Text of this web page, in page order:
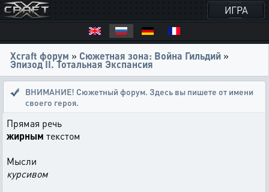
ИГРА
Xcraft форум » Сюжетная зона: Война Гильдий »
Эпизод II. Тотальная Экспансия
ВНИМАНИЕ! Сюжетный форум. Здесь вы пишете от имени
своего героя.
Прямая речь
жирным текстом
Мысли
курсивом